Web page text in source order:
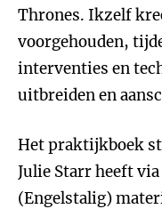
Thrones. Ikzelf
voorgehouden,
interventies en
uitbreiden en
Het praktijkboek
Julie Starr heeft
(Engelstalig)